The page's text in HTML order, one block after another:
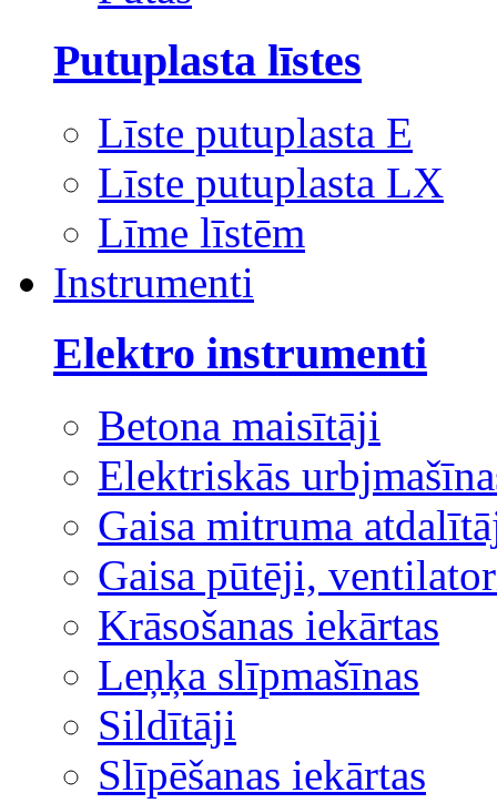
Putuplasta līstes
Līste putuplasta E
Līste putuplasta LX
Līme līstēm
Instrumenti
Elektro instrumenti
Betona maisītāji
Elektriskās
Gaisa mitruma
Gaisa pūtēji,
Krāsošanas iekārtas
Leņķa slīpmašīnas
Sildītāji
Slīpēšanas iekārtas